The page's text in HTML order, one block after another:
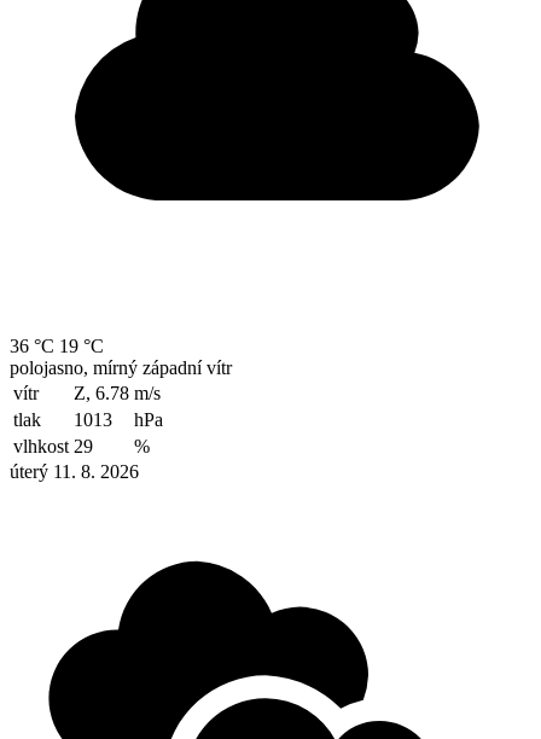
36 °C 19 °C
polojasno, mírný západní vítr
vítr
Z, 6.78 m/s
tlak
1013
hPa
vlhkost 29
%
úterý 11. 8. 2026